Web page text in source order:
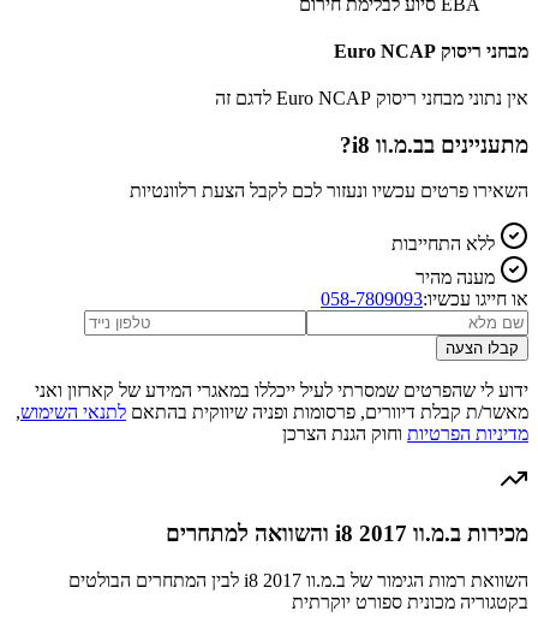
מבחני ריסוק Euro NCAP
אין נתוני מבחני ריסוק Euro NCAP לדגם זה
מתעניינים בב.מ.וו i8 ?
השאירו פרטים עכשיו ונעזור לכם לקבל הצעת רלוונטיות
ללא התחייבות
מענה מהיר
או חייגו עכשיו:058-7809093
קבלו הצעה
ידוע לי שהפרטים שמסרתי לעיל ייכללו במאגרי המידע של קארזון ואני
מאשר/ת קבלת דיוורים, פרסומות ופניה שיווקית בהתאם לתנאי השימוש,
מדיניות הפרטיות וחוק הגנת הצרכן
מכירות ב.מ.וו i8 2017 והשוואה למתחרים
השוואת רמות הגימור של ב.מ.וו i8 2017 לבין המתחרים הבולטים
בקטגוריה מכונית ספורט יוקרתית